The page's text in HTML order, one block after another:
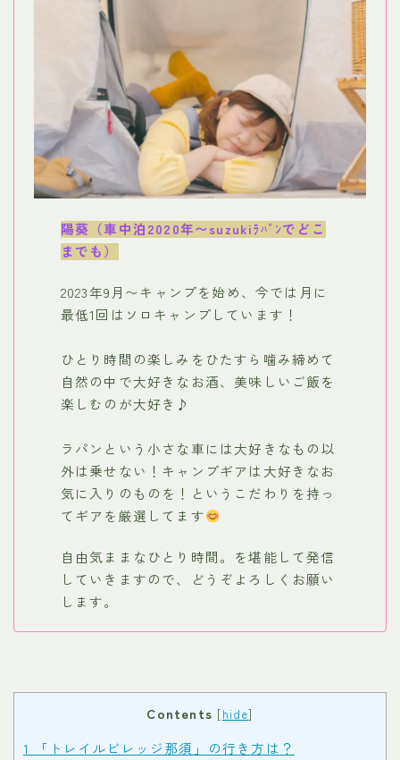
陽葵（車中泊2020年〜suzukiﾗﾊﾟﾝでどこ
までも）
2023年9月〜キャンプを始め、今では月に
最低1回はソロキャンプしています！
ひとり時間の楽しみをひたすら噛み締めて
自然の中で大好きなお酒、美味しいご飯を
楽しむのが大好き♪
ラパンという小さな車には大好きなもの以
外は乗せない！キャンプギアは大好きなお
気に入りのものを！というこだわりを持っ
てギアを厳選してます
自由気ままなひとり時間。を堪能して発信
していきますので、どうぞよろしくお願い
します。
Contents [hide]
1
「トレイルビレッジ那須」の行き方は？